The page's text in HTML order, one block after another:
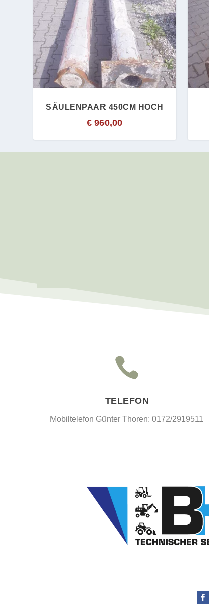
SÄULENPAAR 450CM HOCH
€ 960,00

TELEFON
Mobiltelefon Günter Thoren: 0172/2919511